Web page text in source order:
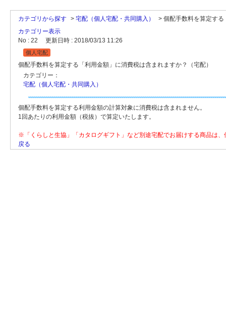
カテゴリから探す > 宅配（個人宅配・共同購入） > 個配手数料を算定する
カテゴリー表示
No : 22
更新日時 : 2018/03/13 11:26
個人宅配
個配手数料を算定する「利用金額」に消費税は含まれますか？（宅配）
カテゴリー：
宅配（個人宅配・共同購入）
個配手数料を算定する利用金額の計算対象に消費税は含まれません。
1回あたりの利用金額（税抜）で算定いたします。
※「くらしと生協」「カタログギフト」など別途宅配でお届けする商品は
戻る